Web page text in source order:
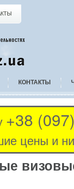
КОНТАКТЫ
+38
цены и